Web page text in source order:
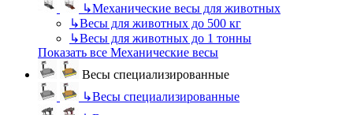
↳Механические весы для животных
↳Весы для животных до 500 кг
↳Весы для животных до 1 тонны
Показать все Механические весы
Весы специализированные
↳Весы специализированные